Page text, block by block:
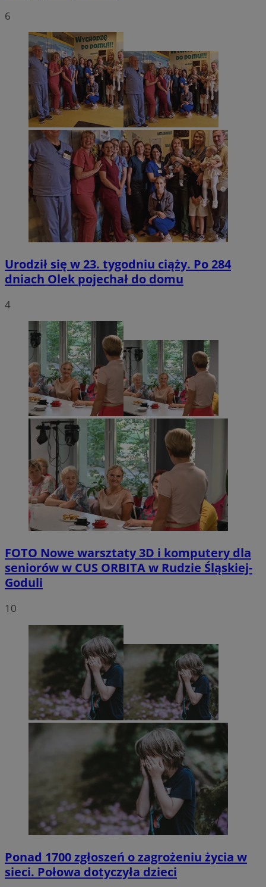
6
Urodził się w 23. tygodniu ciąży. Po 284
dniach Olek pojechał do domu
4
FOTO Nowe warsztaty 3D i komputery dla
seniorów w CUS ORBITA w Rudzie Śląskiej-
Goduli
10
Ponad 1700 zgłoszeń o zagrożeniu życia w
sieci. Połowa dotyczyła dzieci